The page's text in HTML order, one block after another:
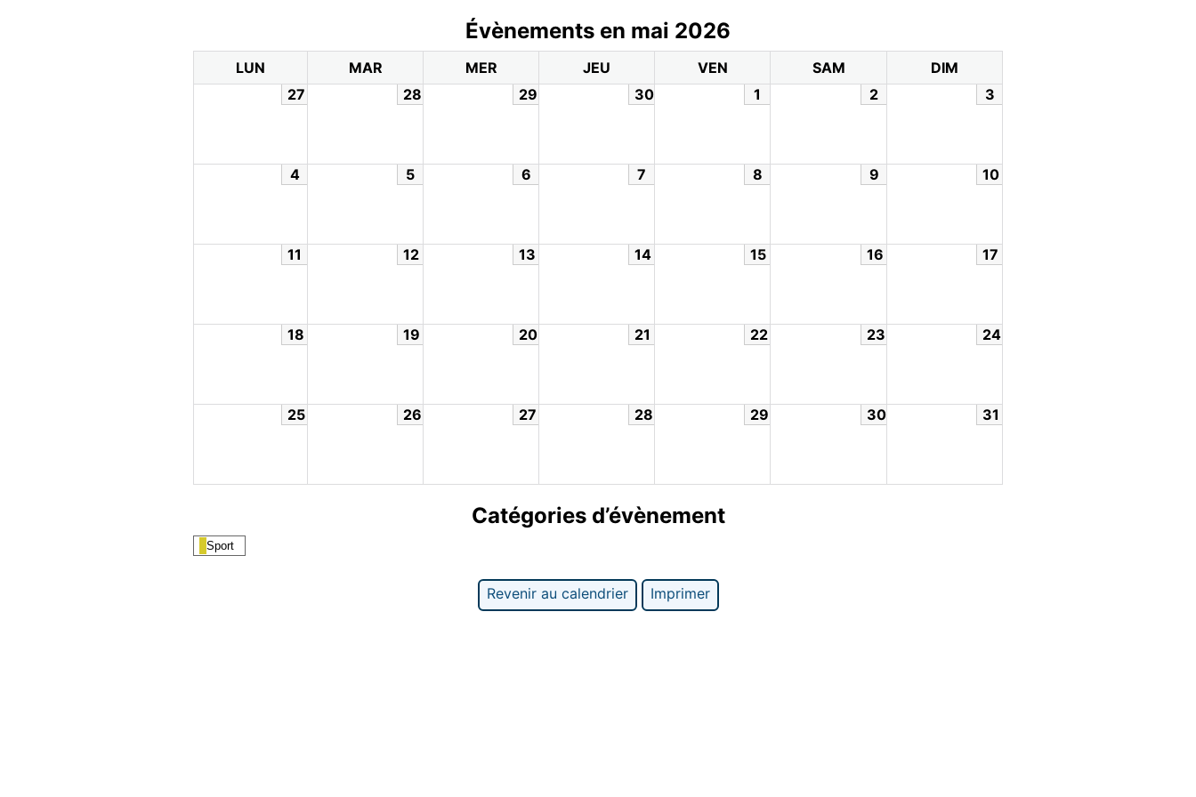
Évènements en mai 2026
LUN MAR MER JEU VEN SAM
DIM
27
28 29 30 1 2 3
4 5 6 7 8 9 10
11 12 13 14 15 16 17
18 19 20 21 22 23 24
25 26 27 28 29 30 31
Catégories d’évènement
Sport
Revenir au calendrier Imprimer